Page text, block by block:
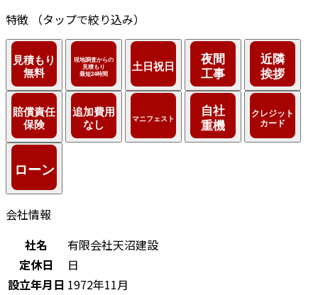
特徴
（タップで絞り込み）
会社情報
社名
有限会社天沼建設
定休日
日
設立年月日 1972年11月